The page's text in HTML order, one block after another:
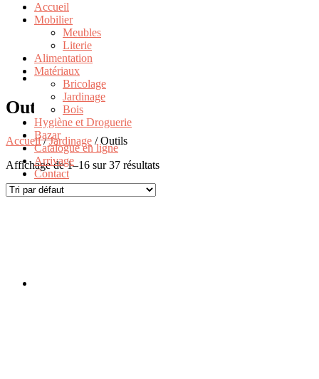
Accueil
Mobilier
Meubles
Literie
Alimentation
Matériaux
Bricolage
Jardinage
Bois
Hygiène et Droguerie
Bazar
Catalogue en ligne
Arrivage
Contact
Outils
Accueil/Jardinage / Outils
Affichage de 1–16 sur 37 résultats